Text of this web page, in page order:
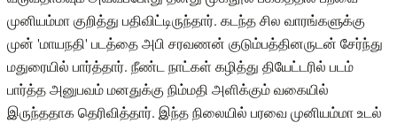
முனியம்மா குறித்து பதிவிட்டிருந்தார். கடந்த சில வாரங்களுக்கு
முன் 'மாயநதி' படத்தை அபி சரவணன் குடும்பத்தினருடன் சேர்ந்து
மதுரையில் பார்த்தார். நீண்ட நாட்கள் கழித்து தியேட்டரில் படம்
பார்த்த அனுபவம் மனதுக்கு நிம்மதி அளிக்கும் வகையில்
இருந்ததாக தெரிவித்தார். இந்த நிலையில் பரவை முனியம்மா உடல்